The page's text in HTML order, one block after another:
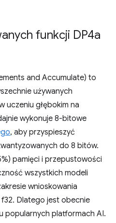
funkcji DP4a
and Accumulate) to
używanych
uczeniu głębokim na
wykonuje 8-bitowe
, aby przyspieszyć
do 8 bitów.
pamięci i przepustowości
wszystkich modeli
wnioskowania
Dlatego jest obecnie
popularnych platformach AI.